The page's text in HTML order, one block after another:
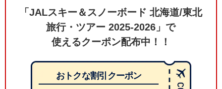
「JALスキー＆スノーボード 北海道/東北
旅行・ツアー 2025-2026」で
使えるクーポン配布中！！
おトクな割引クーポン